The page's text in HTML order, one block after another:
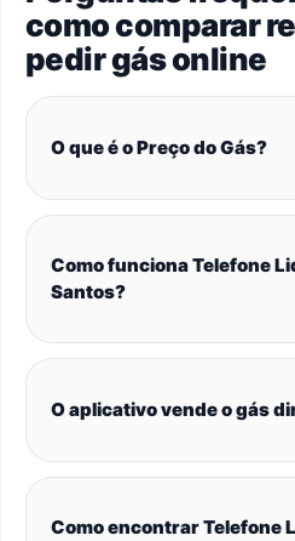
como comparar
pedir gás online
O que é o Preço do Gás?
Como funciona Telefone
Santos?
O aplicativo vende o gás
Como encontrar Telefone